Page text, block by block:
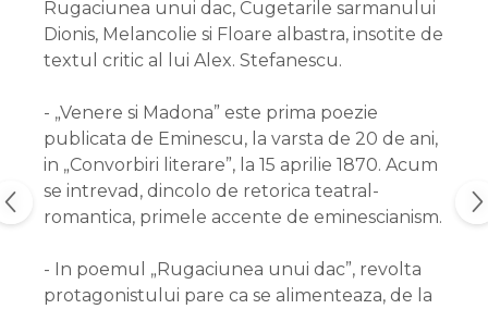
Rugaciunea unui dac, Cugetarile sarmanului
Dionis, Melancolie si Floare albastra, insotite de
textul critic al lui Alex. Stefanescu.
- „Venere si Madona” este prima poezie
publicata de Eminescu, la varsta de 20 de ani,
in „Convorbiri literare”, la 15 aprilie 1870. Acum
se intrevad, dincolo de retorica teatral-
romantica, primele accente de eminescianism.
- In poemul „Rugaciunea unui dac”, revolta
protagonistului pare ca se alimenteaza, de la